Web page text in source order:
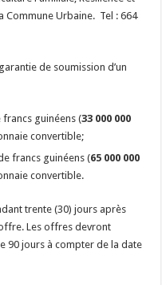
Commune Urbaine. Tel : 664
de soumission d’un
guinéens (33 000 000
convertible;
francs guinéens (65 000 000
convertible.
trente (30) jours après
Les offres devront
90 jours à compter de la date